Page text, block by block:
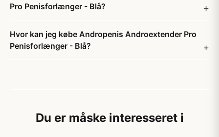
Pro Penisforlænger - Blå?
Hvor kan jeg købe Andropenis Androextender Pro
Penisforlænger - Blå?
Du er måske interesseret i